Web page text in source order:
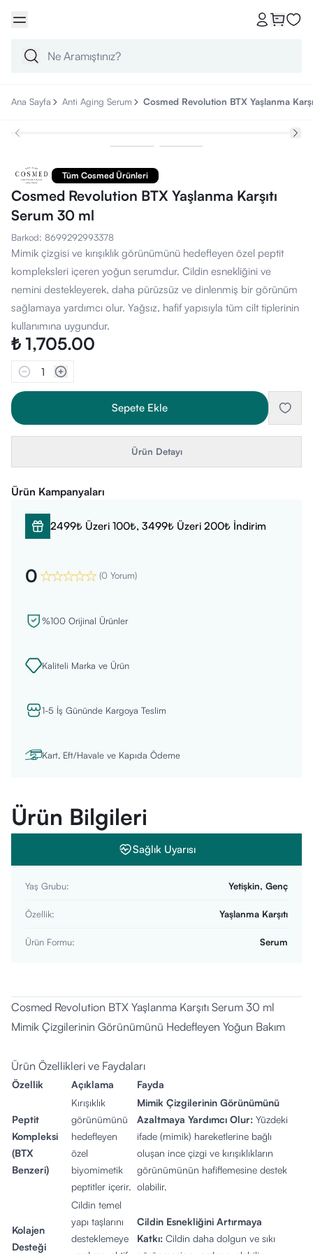
Ana Sayfa Anti Aging Serum Cosmed Revolution BTX Yaşlanma
Tüm Cosmed Ürünleri
Cosmed Revolution BTX Yaşlanma Karşıtı
Serum 30 ml
Barkod: 8699292993378
Mimik çizgisi ve kırışıklık görünümünü hedefleyen özel peptit
kompleksleri içeren yoğun serumdur. Cildin esnekliğini ve
nemini destekleyerek, daha pürüzsüz ve dinlenmiş bir görünüm
sağlamaya yardımcı olur. Yağsız, hafif yapısıyla tüm cilt tiplerinin
kullanımına uygundur.
₺ 1,705.00
1
Sepete Ekle
Ürün Detayı
Ürün Kampanyaları
2499₺ Üzeri 100₺, 3499₺ Üzeri 200₺ İndirim
0 (0 Yorum)
%100 Orijinal Ürünler
Kaliteli Marka ve Ürün
1-5 İş Gününde Kargoya Teslim
Kart, Eft/Havale ve Kapıda Ödeme
Ürün Bilgileri
Sağlık Uyarısı
Yaş Grubu: Yetişkin, Genç
Özellik: Yaşlanma Karşıtı
Ürün Formu: Serum
Cosmed Revolution BTX Yaşlanma Karşıtı Serum 30 ml
Mimik Çizgilerinin Görünümünü Hedefleyen Yoğun Bakım
Ürün Özellikleri ve Faydaları
Özellik Açıklama Fayda
Peptit
Kompleksi
(BTX
Benzeri)
Kırışıklık
görünümünü
hedefleyen
özel
biyomimetik
peptitler içerir.
Mimik Çizgilerinin Görünümünü
Azaltmaya Yardımcı Olur: Yüzdeki
ifade (mimik) hareketlerine bağlı
oluşan ince çizgi ve kırışıklıkların
görünümünün hafiflemesine destek
olabilir.
Kolajen
Desteği
Cildin temel
yapı taşlarını
desteklemeye
Cildin Esnekliğini Artırmaya
Katkı: Cildin daha dolgun ve sıkı